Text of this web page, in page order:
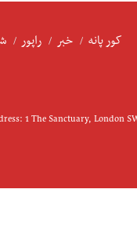
کور پانه خبر راپور
1 The Sanctuary, London